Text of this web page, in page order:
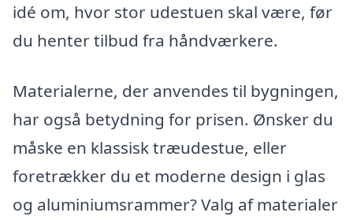
idé om, hvor stor udestuen skal være, før
du henter tilbud fra håndværkere.
Materialerne, der anvendes til bygningen,
har også betydning for prisen. Ønsker du
måske en klassisk træudestue, eller
foretrækker du et moderne design i glas
og aluminiumsrammer? Valg af materialer